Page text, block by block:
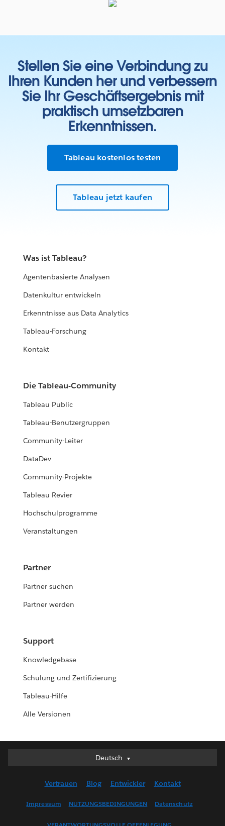
Stellen Sie eine Verbindung zu
Ihren Kunden her und verbessern
Sie Ihr Geschäftsergebnis mit
praktisch umsetzbaren
Erkenntnissen.
Tableau kostenlos testen
Tableau jetzt kaufen
Was ist Tableau?
Agentenbasierte Analysen
Datenkultur entwickeln
Erkenntnisse aus Data Analytics
Tableau-Forschung
Kontakt
Die Tableau-Community
Tableau Public
Tableau-Benutzergruppen
Community-Leiter
DataDev
Community-Projekte
Tableau Revier
Hochschulprogramme
Veranstaltungen
Partner
Partner suchen
Partner werden
Support
Knowledgebase
Schulung und Zertifizierung
Tableau-Hilfe
Alle Versionen
Deutsch
Deutsch
English (US)
Vertrauen Blog Entwickler Kontakt
Impressum NUTZUNGSBEDINGUNGEN Datenschutz